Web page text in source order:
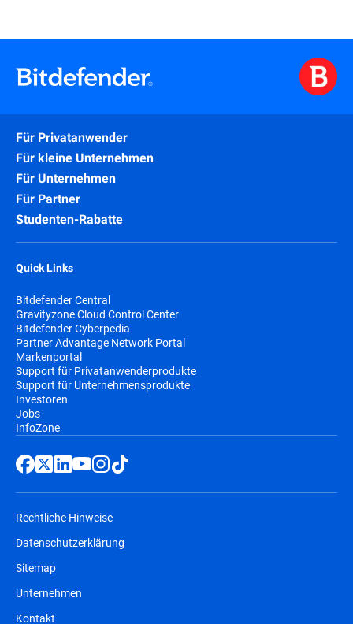
Für Privatanwender
Für kleine Unternehmen
Für Unternehmen
Für Partner
Studenten-Rabatte
Quick Links
Bitdefender Central
Gravityzone Cloud Control Center
Bitdefender Cyberpedia
Partner Advantage Network Portal
Markenportal
Support für Privatanwenderprodukte
Support für Unternehmensprodukte
Investoren
Jobs
InfoZone
Rechtliche Hinweise
Datenschutzerklärung
Sitemap
Unternehmen
Kontakt